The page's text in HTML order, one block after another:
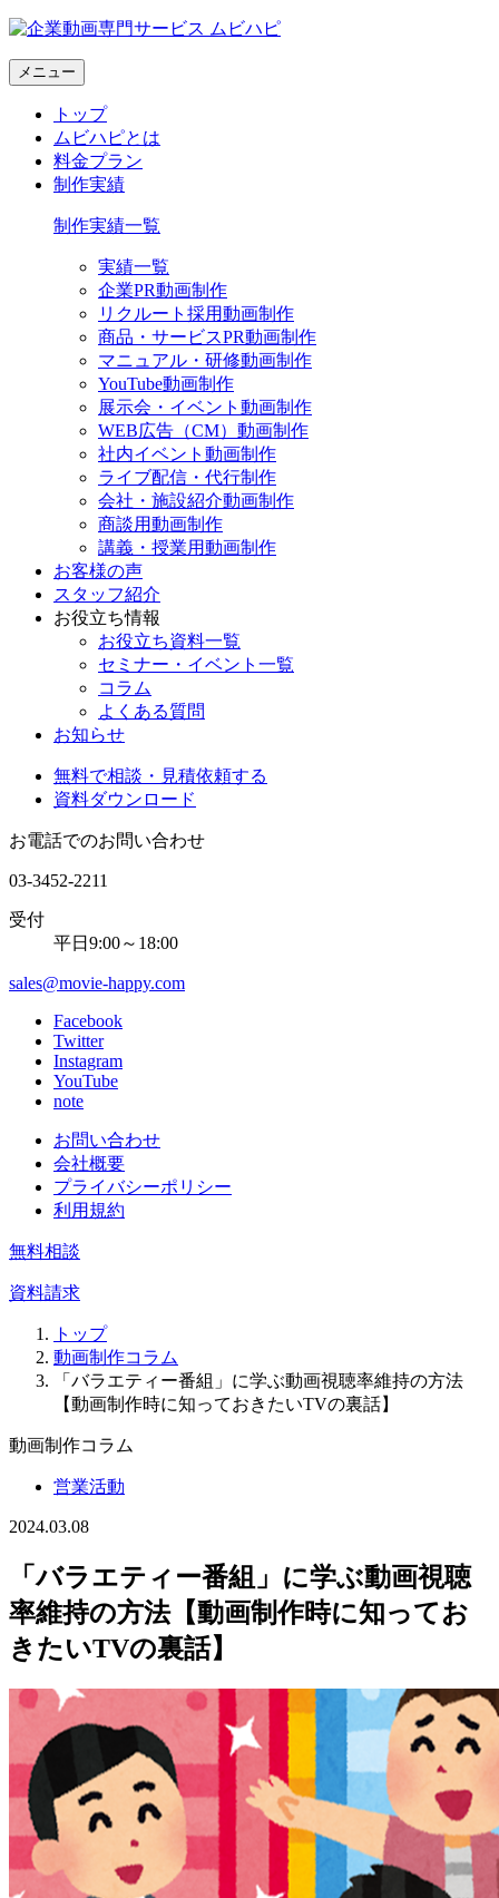
メニュー
トップ
ムビハピとは
料金プラン
制作実績
制作実績一覧
実績一覧
企業PR動画制作
リクルート採用動画制作
商品・サービスPR動画制作
マニュアル・研修動画制作
YouTube動画制作
展示会・イベント動画制作
WEB広告（CM）動画制作
社内イベント動画制作
ライブ配信・代行制作
会社・施設紹介動画制作
商談用動画制作
講義・授業用動画制作
お客様の声
スタッフ紹介
お役立ち情報
お役立ち資料一覧
セミナー・イベント一覧
コラム
よくある質問
お知らせ
無料で相談・見積依頼する
資料ダウンロード
お電話でのお問い合わせ
03-3452-2211
受付
平日9:00～18:00
sales@movie-happy.com
Facebook
Twitter
Instagram
YouTube
note
お問い合わせ
会社概要
プライバシーポリシー
利用規約
無料相談
資料請求
トップ
動画制作コラム
「バラエティー番組」に学ぶ動画視聴率維持の方法
【動画制作時に知っておきたいTVの裏話】
動画制作コラム
営業活動
2024.03.08
「バラエティー番組」に学ぶ動画視聴
率維持の方法【動画制作時に知ってお
きたいTVの裏話】